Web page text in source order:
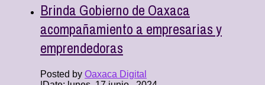
Brinda Gobierno de Oaxaca
acompañamiento a empresarias y
emprendedoras
Posted by Oaxaca Digital